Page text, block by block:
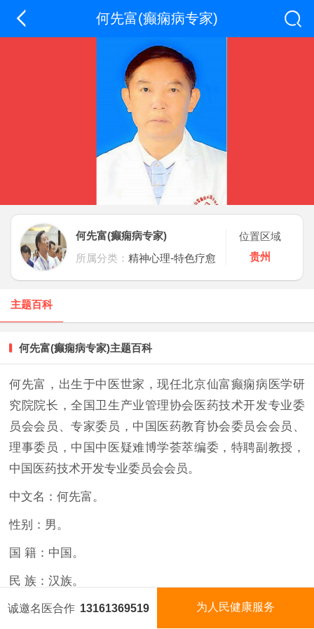
何先富(癫痫病专家)
何先富(癫痫病专家)
所属分类：精神心理-特色疗愈
位置区域
贵州
主题百科
何先富(癫痫病专家)主题百科
何先富，出生于中医世家，现任北京仙富癫痫病医学研
究院院长，全国卫生产业管理协会医药技术开发专业委
员会会员、专家委员，中国医药教育协会委员会会员、
理事委员，中国中医疑难博学荟萃编委，特聘副教授，
中国医药技术开发专业委员会会员。
中文名：何先富。
性别：男。
国 籍：中国。
民 族：汉族。
出生地：贵州省贵阳市。
诚邀名医合作 13161369519 为人民健康服务
国医名师